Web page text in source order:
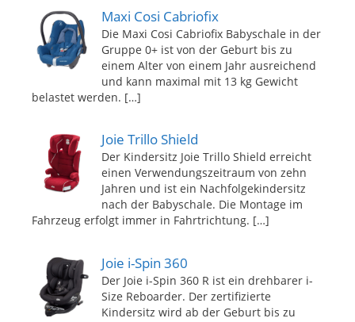
Maxi Cosi Cabriofix
Die Maxi Cosi Cabriofix Babyschale in der
Gruppe 0+ ist von der Geburt bis zu
einem Alter von einem Jahr ausreichend
und kann maximal mit 13 kg Gewicht
belastet werden. […]
Joie Trillo Shield
Der Kindersitz Joie Trillo Shield erreicht
einen Verwendungszeitraum von zehn
Jahren und ist ein Nachfolgekindersitz
nach der Babyschale. Die Montage im
Fahrzeug erfolgt immer in Fahrtrichtung. […]
Joie i-Spin 360
Der Joie i-Spin 360 R ist ein drehbarer i-
Size Reboarder. Der zertifizierte
Kindersitz wird ab der Geburt bis zu